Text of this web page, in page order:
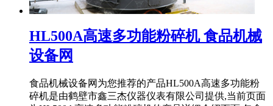
HL500A高速多功能粉碎机 食品机械
设备网
食品机械设备网为您推荐的产品HL500A高速多功能粉
碎机是由鹤壁市鑫三杰仪器仪表有限公司提供,当前页面